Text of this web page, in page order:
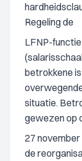
Regeling de
LFNP-
betrokkene
situatie.
gewezen op
27
de